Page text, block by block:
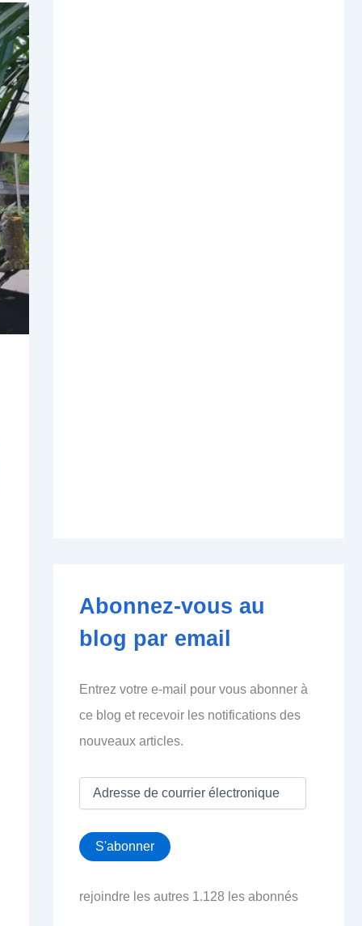
Abonnez-vous au
blog par email
Entrez votre e-mail pour vous abonner à
ce blog et recevoir les notifications des
nouveaux articles.
e
s
d
S'abonner
rejoindre les autres 1.128 les abonnés